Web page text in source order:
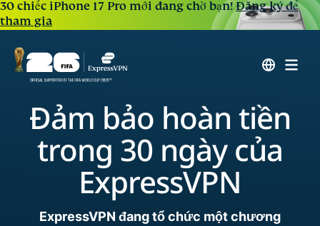
30 chiếc iPhone 17 Pro mới đang chờ bạn!Đăng ký để
tham gia
Đảm bảo hoàn tiền
trong 30 ngày của
ExpressVPN
ExpressVPN đang tổ chức một chương